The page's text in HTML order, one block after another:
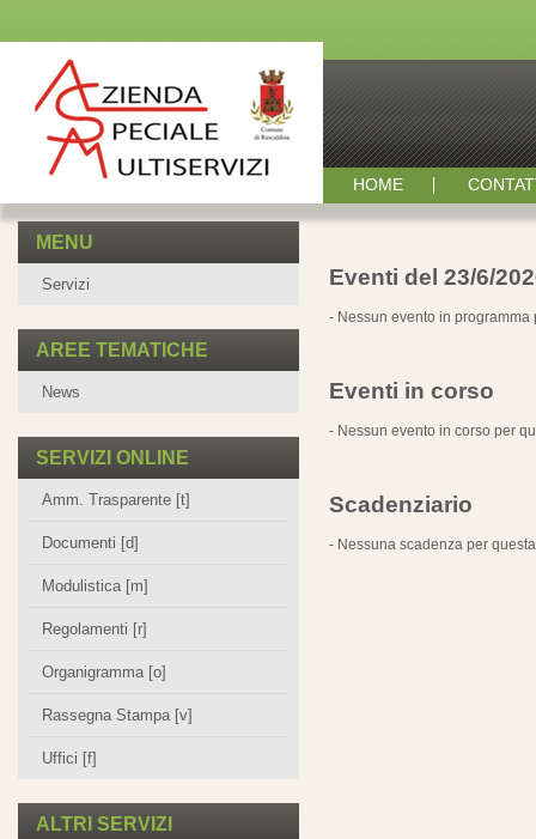
HOME
MENU
Servizi
AREE TEMATICHE
News
SERVIZI ONLINE
Amm. Trasparente [t]
Documenti [d]
Modulistica [m]
Regolamenti [r]
Organigramma [o]
Rassegna Stampa [v]
Uffici [f]
ALTRI SERVIZI
Eventi del 23/6/
- Nessun evento in programma
Eventi in corso
- Nessun evento in corso per
Scadenziario
- Nessuna scadenza per